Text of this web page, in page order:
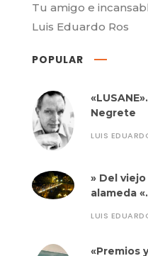
Tu amigo e
Luis Eduardo Ros
POPULAR
Negrete
LUIS
» Del
alameda
LUIS
«Premios